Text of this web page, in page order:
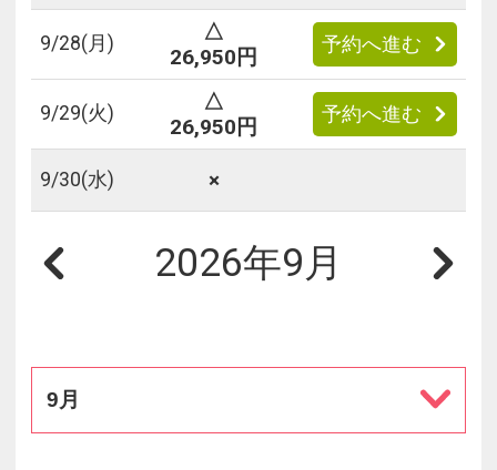
9/28(月)
△
26,950円
予約へ進む
9/29(火)
△
26,950円
予約へ進む
9/30(水) ×
2026年9月
9月